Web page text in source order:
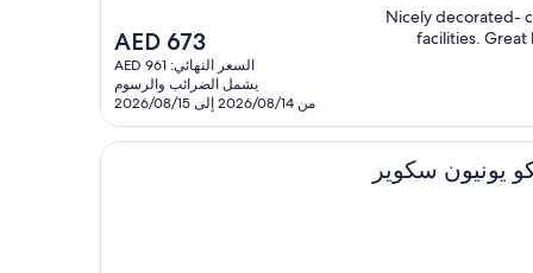
"Nicely decorated-
facilities.
السعر
الحالي
هو
AED
673
AED 673
السعر النهائي: AED 961
يشمل الضرائب والرسوم
من 2026/08/14 إلى 2026/08/15